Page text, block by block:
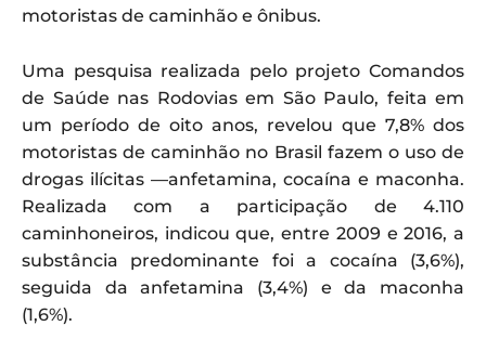
motoristas de caminhão e ônibus.
Uma pesquisa realizada pelo projeto Comandos
de Saúde nas Rodovias em São Paulo, feita em
um período de oito anos, revelou que 7,8% dos
motoristas de caminhão no Brasil fazem o uso de
drogas ilícitas —anfetamina, cocaína e maconha.
Realizada com a participação de 4.110
caminhoneiros, indicou que, entre 2009 e 2016, a
substância predominante foi a cocaína (3,6%),
seguida da anfetamina (3,4%) e da maconha
(1,6%).